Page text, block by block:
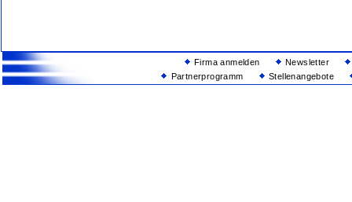
Firma anmelden
Newsletter
Partnerprogramm
Stellenangebote